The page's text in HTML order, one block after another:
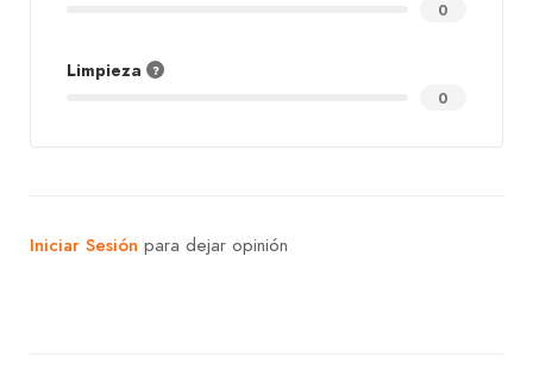
0
Limpieza
0
Iniciar Sesión para dejar opinión